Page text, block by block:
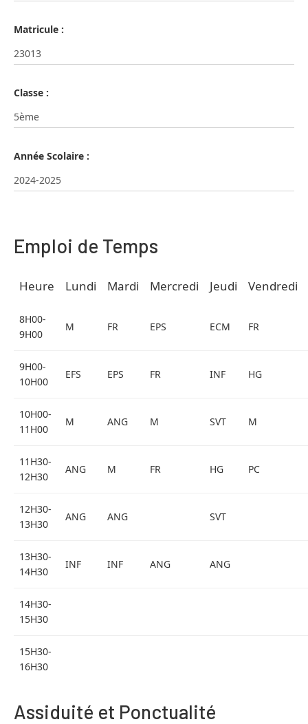
Matricule :
Classe :
Année Scolaire :
Emploi de Temps
Heure Lundi Mardi Mercredi Jeudi Vendredi
8H00-
9H00
M FR EPS ECM FR
9H00-
10H00
EFS EPS FR INF HG
10H00-
11H00
M ANG M SVT M
11H30-
12H30
ANG M FR HG PC
12H30-
13H30
ANG ANG SVT
13H30-
14H30
INF INF ANG ANG
14H30-
15H30
15H30-
16H30
Assiduité et Ponctualité